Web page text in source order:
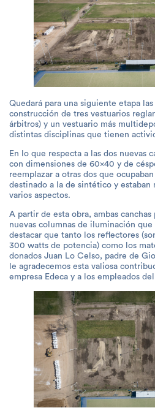
Quedará para una siguiente etapa
construcción de tres vestuarios
árbitros) y un vestuario más
distintas disciplinas que tienen
En lo que respecta a las dos nuevas
con dimensiones de 60x40 y de
reemplazar a otras dos que
destinado a la de sintético y estaban
varios aspectos.
A partir de esta obra, ambas
nuevas columnas de iluminación
destacar que tanto los reflectores
300 watts de potencia) como los
donados Juan Lo Celso, padre de
le agradecemos esta valiosa
empresa Edeca y a los empleados